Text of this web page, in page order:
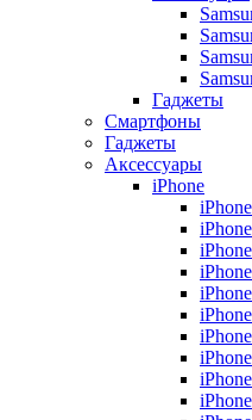
Гаджеты
Смартфоны
Гаджеты
Аксессуары
iPhone